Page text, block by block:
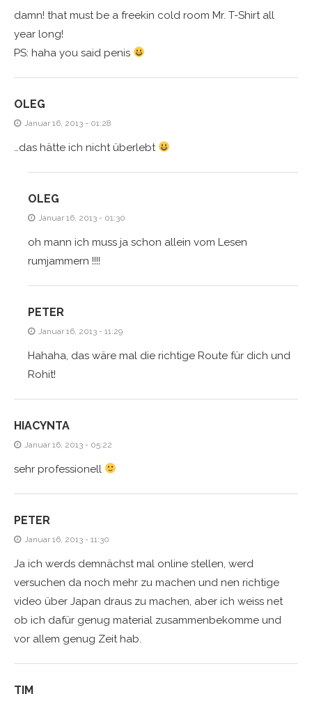
damn! that must be a freekin cold room Mr. T-Shirt all
year long!
PS: haha you said penis
OLEG
Januar 16, 2013 - 01:28
…das hätte ich nicht überlebt
OLEG
Januar 16, 2013 - 01:30
oh mann ich muss ja schon allein vom Lesen
rumjammern !!!!
PETER
Januar 16, 2013 - 11:29
Hahaha, das wäre mal die richtige Route für dich und
Rohit!
HIACYNTA
Januar 16, 2013 - 05:22
sehr professionell
PETER
Januar 16, 2013 - 11:30
Ja ich werds demnächst mal online stellen, werd
versuchen da noch mehr zu machen und nen richtige
video über Japan draus zu machen, aber ich weiss net
ob ich dafür genug material zusammenbekomme und
vor allem genug Zeit hab.
TIM